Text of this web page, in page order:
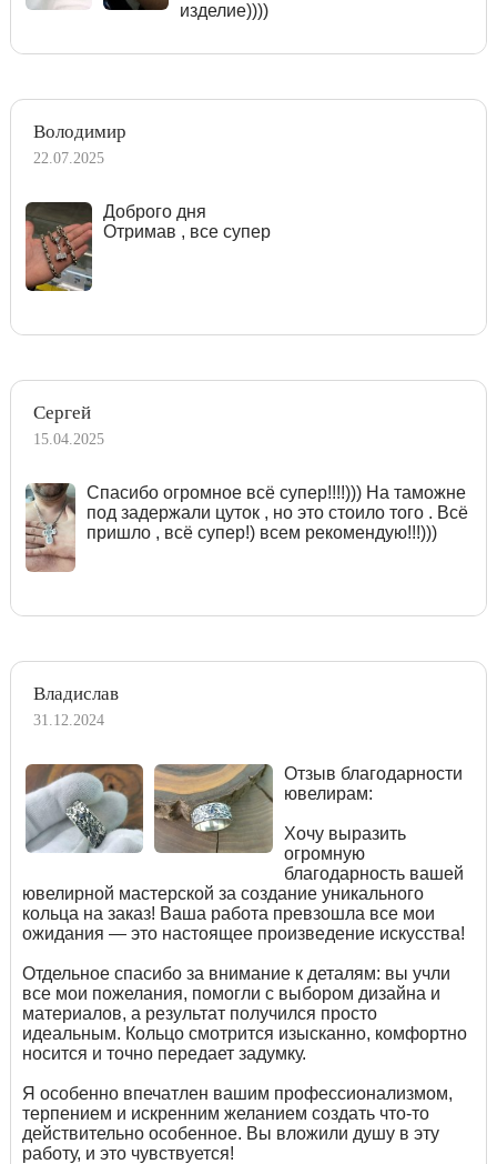
изделие))))
Володимир
22.07.2025
Доброго дня
Отримав , все супер
Сергей
15.04.2025
Спасибо огромное всё супер!!!!))) На таможне
под задержали цуток , но это стоило того . Всё
пришло , всё супер!) всем рекомендую!!!)))
Владислав
31.12.2024
Отзыв благодарности
ювелирам:
Хочу выразить
огромную
благодарность вашей
ювелирной мастерской за создание уникального
кольца на заказ! Ваша работа превзошла все мои
ожидания — это настоящее произведение искусства!
Отдельное спасибо за внимание к деталям: вы учли
все мои пожелания, помогли с выбором дизайна и
материалов, а результат получился просто
идеальным. Кольцо смотрится изысканно, комфортно
носится и точно передает задумку.
Я особенно впечатлен вашим профессионализмом,
терпением и искренним желанием создать что-то
действительно особенное. Вы вложили душу в эту
работу, и это чувствуется!